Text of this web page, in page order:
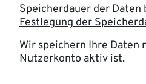
Speicherdauer der
Festlegung der
Wir speichern Ihre Daten
Nutzerkonto aktiv ist.